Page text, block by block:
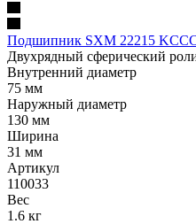
Подшипник SXM 22215
Двухрядный сферический
Внутренний диаметр
75 мм
Наружный диаметр
130 мм
Ширина
31 мм
Артикул
110033
Вес
1.6 кг